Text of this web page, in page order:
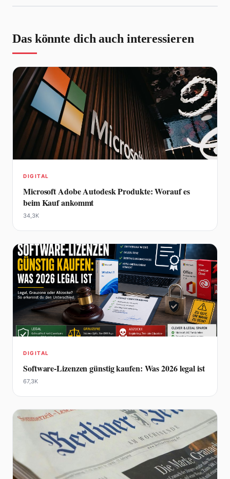
Das könnte dich auch interessieren
DIGITAL
Microsoft Adobe Autodesk Produkte: Worauf es
beim Kauf ankommt
34,3K
DIGITAL
Software-Lizenzen günstig kaufen: Was 2026 legal ist
67,3K